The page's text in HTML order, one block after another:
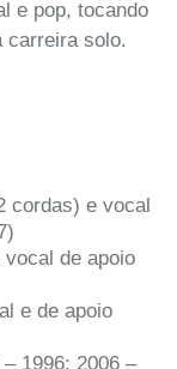
e pop, tocando
carreira solo.
cordas) e vocal
de apoio
e de apoio
1996; 2006 –